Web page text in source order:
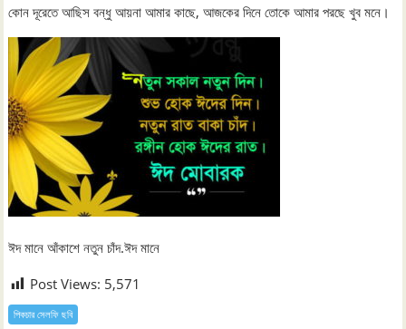
কোন দূরেতে আছিস বন্ধু আয়না আমার কাছে, আজকের দিনে তোকে আমার পরছে খুব মনে।
ঈদ মানে আঁকাশে নতুন চাঁদ.ঈদ মানে
Post Views: 5,571
পিকচার সেলফি ছবি